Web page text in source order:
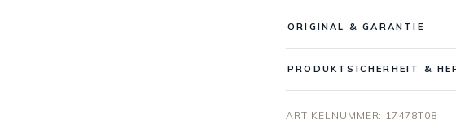
ORIGINAL & GARANTIE
PRODUKTSICHERHEIT &
ARTIKELNUMMER: 17478T08